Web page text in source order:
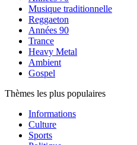
Musique traditionnelle
Reggaeton
Années 90
Trance
Heavy Metal
Ambient
Gospel
Thèmes les plus populaires
Informations
Culture
Sports